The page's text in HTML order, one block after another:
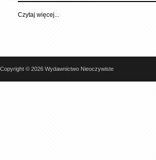
Czytaj więcej...
Copyright © 2026 Wydawnictwo Nieoczywiste